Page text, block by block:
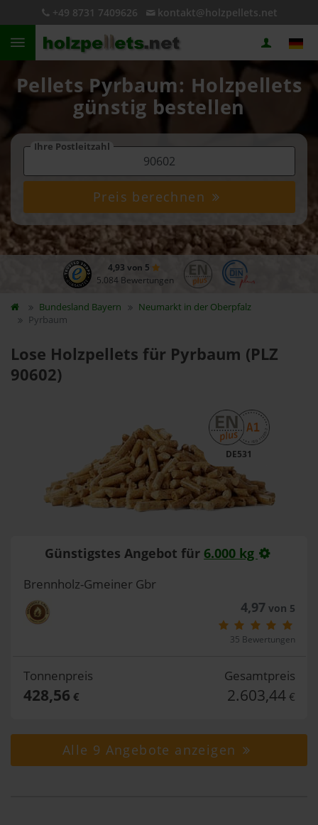
+49 8731 7409626 kontakt@holzpellets.net
Pellets Pyrbaum: Holzpellets
günstig bestellen
Ihre Postleitzahl
Preis berechnen
4,93 von 5
5.084 Bewertungen
Bundesland Bayern
Neumarkt in der Oberpfalz
Pyrbaum
Lose Holzpellets für Pyrbaum (PLZ
90602)
DE531
Günstigstes Angebot für 6.000 kg
Brennholz-Gmeiner Gbr
4,97von 5
35 Bewertungen
Tonnenpreis
428,56 €
Gesamtpreis
2.603,44 €
Alle 9 Angebote anzeigen